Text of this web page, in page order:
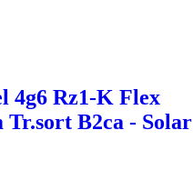
4g6 Rz1-K Flex
Tr.sort B2ca - Solar